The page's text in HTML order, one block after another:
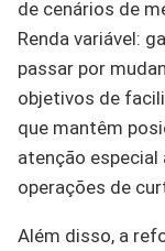
de cenários de
Renda variável:
passar por
objetivos de
que mantêm
atenção
operações de
Além disso, a